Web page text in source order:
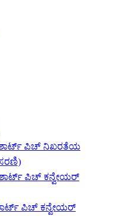
ಶಾರ್ಟ್ ಪಿಚ್ ನಿಖರತೆಯ
ಪಿಚ್ ಕನ್ವೇಯರ್
ಪಿಚ್ ಕನ್ವೇಯರ್